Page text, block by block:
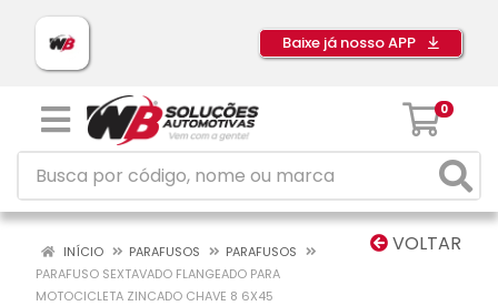
Baixe já nosso APP
0
VOLTAR
INÍCIO PARAFUSOS
PARAFUSOS
PARAFUSO SEXTAVADO FLANGEADO PARA
MOTOCICLETA ZINCADO CHAVE 8 6X45